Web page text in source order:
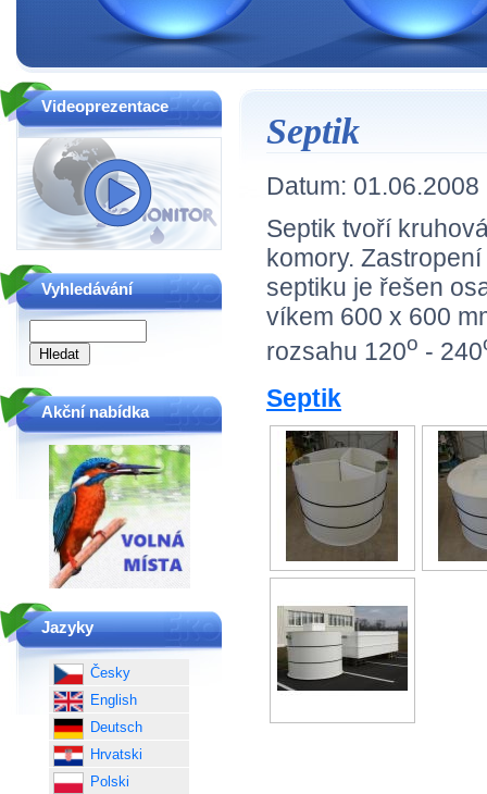
Septik
Datum: 01.06.2008
Septik tvoří
komory.
septiku je řešen
víkem 600 x 600
rozsahu 120o - 240
Septik
Videoprezentace
Vyhledávání
Akční nabídka
Jazyky
Česky
English
Deutsch
Hrvatski
Polski